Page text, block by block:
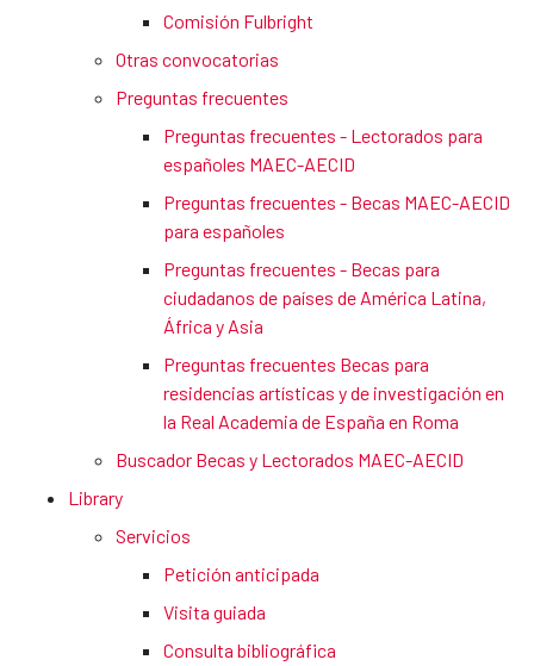
Comisión Fulbright
Otras convocatorias
Preguntas frecuentes
Preguntas frecuentes - Lectorados para
españoles MAEC-AECID
Preguntas frecuentes - Becas MAEC-AECID
para españoles
Preguntas frecuentes - Becas para
ciudadanos de países de América Latina,
África y Asia
Preguntas frecuentes Becas para
residencias artísticas y de investigación en
la Real Academia de España en Roma
Buscador Becas y Lectorados MAEC-AECID
Library
Servicios
Petición anticipada
Visita guiada
Consulta bibliográfica